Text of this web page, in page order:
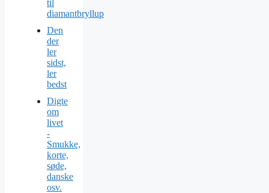
til
diamantbryllup
Den
der
ler
sidst,
ler
bedst
Digte
om
livet
-
Smukke,
korte,
søde,
danske
osv.